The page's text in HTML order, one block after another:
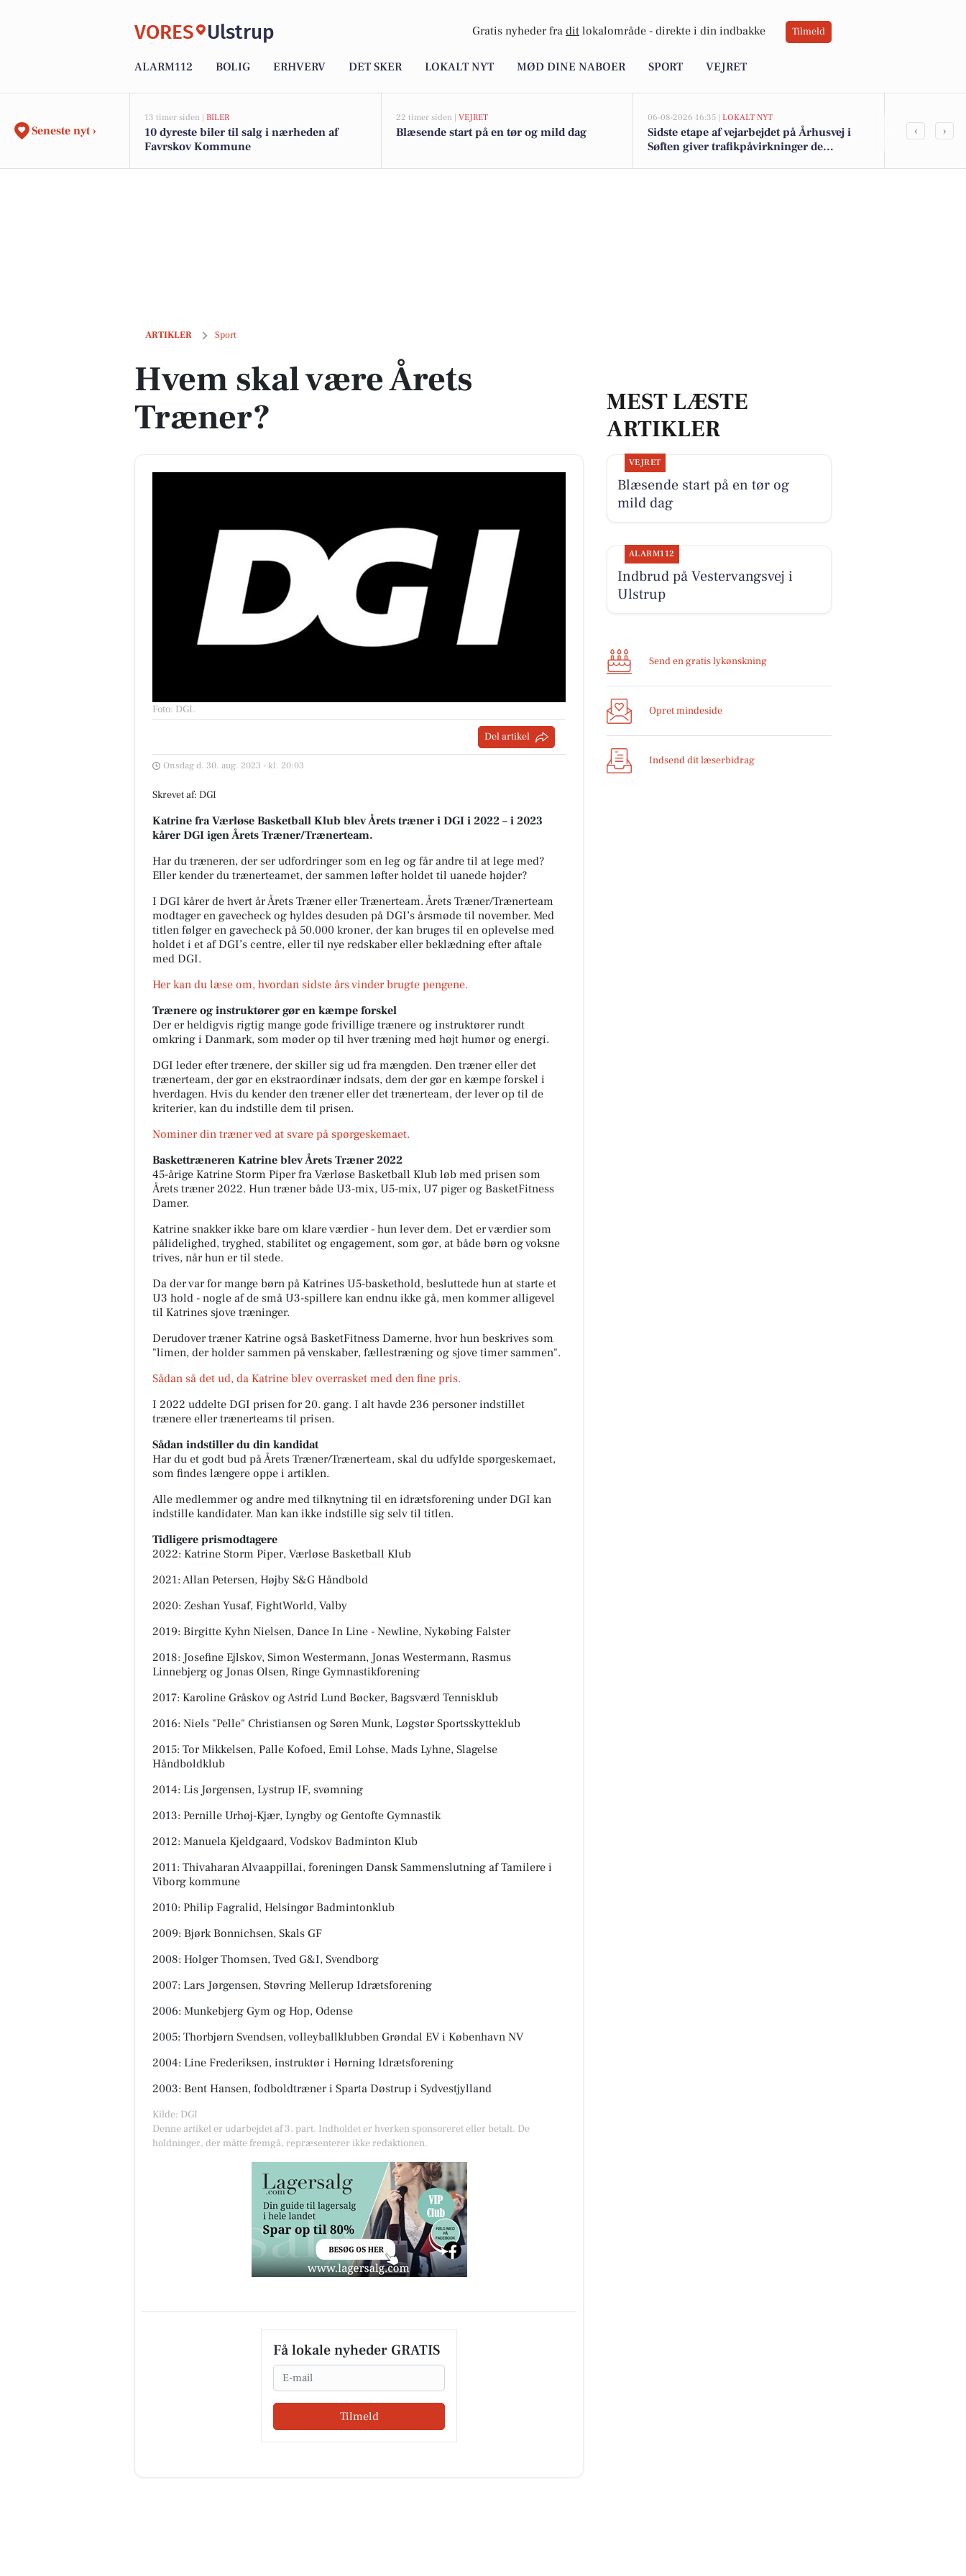
VORES Ulstrup Gratis nyheder fra dit lokalområde - direkte i din indbakke Tilmeld
ALARM112 BOLIG ERHVERV DET SKER LOKALT NYT MØD DINE NABOER SPORT VEJRET
Seneste nyt ›
13 timer siden | BILER
10 dyreste biler til salg i nærheden af
Favrskov Kommune
22 timer siden | VEJRET
Blæsende start på en tør og mild dag
06-08-2026 16:35 | LOKALT NYT
Sidste etape af vejarbejdet på Århusvej i
Søften giver trafikpåvirkninger de
‹ ›
ARTIKLER Sport
Hvem skal være Årets Træner?
Hvem skal være Årets
Træner?
Foto: DGI.
Del artikel
Onsdag d. 30. aug. 2023 - kl. 20:03
Skrevet af: DGI
Katrine fra Værløse Basketball Klub blev Årets træner i DGI i 2022 – i 2023
kårer DGI igen Årets Træner/Trænerteam.
Har du træneren, der ser udfordringer som en leg og får andre til at lege med?
Eller kender du trænerteamet, der sammen løfter holdet til uanede højder?
I DGI kårer de hvert år Årets Træner eller Trænerteam. Årets Træner/Trænerteam
modtager en gavecheck og hyldes desuden på DGI’s årsmøde til november. Med
titlen følger en gavecheck på 50.000 kroner, der kan bruges til en oplevelse med
holdet i et af DGI’s centre, eller til nye redskaber eller beklædning efter aftale
med DGI.
Her kan du læse om, hvordan sidste års vinder brugte pengene.
Trænere og instruktører gør en kæmpe forskel
Der er heldigvis rigtig mange gode frivillige trænere og instruktører rundt
omkring i Danmark, som møder op til hver træning med højt humør og energi.
DGI leder efter trænere, der skiller sig ud fra mængden. Den træner eller det
trænerteam, der gør en ekstraordinær indsats, dem der gør en kæmpe forskel i
hverdagen. Hvis du kender den træner eller det trænerteam, der lever op til de
kriterier, kan du indstille dem til prisen.
Nominer din træner ved at svare på spørgeskemaet.
Baskettræneren Katrine blev Årets Træner 2022
45-årige Katrine Storm Piper fra Værløse Basketball Klub løb med prisen som
Årets træner 2022. Hun træner både U3-mix, U5-mix, U7 piger og BasketFitness
Damer.
Katrine snakker ikke bare om klare værdier - hun lever dem. Det er værdier som
pålidelighed, tryghed, stabilitet og engagement, som gør, at både børn og voksne
trives, når hun er til stede.
Da der var for mange børn på Katrines U5-baskethold, besluttede hun at starte et
U3 hold - nogle af de små U3-spillere kan endnu ikke gå, men kommer alligevel
til Katrines sjove træninger.
Derudover træner Katrine også BasketFitness Damerne, hvor hun beskrives som
"limen, der holder sammen på venskaber, fællestræning og sjove timer sammen".
Sådan så det ud, da Katrine blev overrasket med den fine pris.
I 2022 uddelte DGI prisen for 20. gang. I alt havde 236 personer indstillet
trænere eller trænerteams til prisen.
Sådan indstiller du din kandidat
Har du et godt bud på Årets Træner/Trænerteam, skal du udfylde spørgeskemaet,
som findes længere oppe i artiklen.
Alle medlemmer og andre med tilknytning til en idrætsforening under DGI kan
indstille kandidater. Man kan ikke indstille sig selv til titlen.
Tidligere prismodtagere
2022: Katrine Storm Piper, Værløse Basketball Klub
2021: Allan Petersen, Højby S&G Håndbold
2020: Zeshan Yusaf, FightWorld, Valby
2019: Birgitte Kyhn Nielsen, Dance In Line - Newline, Nykøbing Falster
2018: Josefine Ejlskov, Simon Westermann, Jonas Westermann, Rasmus
Linnebjerg og Jonas Olsen, Ringe Gymnastikforening
2017: Karoline Gråskov og Astrid Lund Bøcker, Bagsværd Tennisklub
2016: Niels "Pelle" Christiansen og Søren Munk, Løgstør Sportsskytteklub
2015: Tor Mikkelsen, Palle Kofoed, Emil Lohse, Mads Lyhne, Slagelse
Håndboldklub
2014: Lis Jørgensen, Lystrup IF, svømning
2013: Pernille Urhøj-Kjær, Lyngby og Gentofte Gymnastik
2012: Manuela Kjeldgaard, Vodskov Badminton Klub
2011: Thivaharan Alvaappillai, foreningen Dansk Sammenslutning af Tamilere i
Viborg kommune
2010: Philip Fagralid, Helsingør Badmintonklub
2009: Bjørk Bonnichsen, Skals GF
2008: Holger Thomsen, Tved G&I, Svendborg
2007: Lars Jørgensen, Støvring Mellerup Idrætsforening
2006: Munkebjerg Gym og Hop, Odense
2005: Thorbjørn Svendsen, volleyballklubben Grøndal EV i København NV
2004: Line Frederiksen, instruktør i Hørning Idrætsforening
2003: Bent Hansen, fodboldtræner i Sparta Døstrup i Sydvestjylland
Kilde: DGI
Denne artikel er udarbejdet af 3. part. Indholdet er hverken sponsoreret eller betalt. De
holdninger, der måtte fremgå, repræsenterer ikke redaktionen.
Få lokale nyheder GRATIS
Email
Tilmeld
MEST LÆSTE
ARTIKLER
VEJRET
Blæsende start på en tør og
mild dag
ALARM112
Indbrud på Vestervangsvej i
Ulstrup
Send en gratis lykønskning
Opret mindeside
Indsend dit læserbidrag